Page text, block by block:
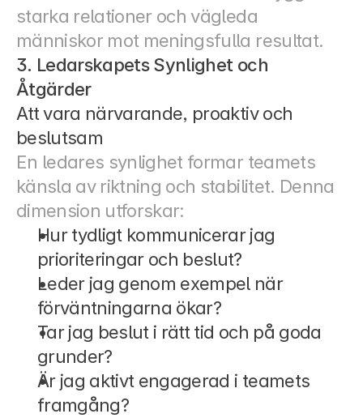
starka relationer och vägleda
människor mot meningsfulla resultat.
3. Ledarskapets Synlighet och
Åtgärder
Att vara närvarande, proaktiv och
beslutsam
En ledares synlighet formar teamets
känsla av riktning och stabilitet. Denna
dimension utforskar:
Hur tydligt kommunicerar jag
prioriteringar och beslut?
Leder jag genom exempel när
förväntningarna ökar?
Tar jag beslut i rätt tid och på goda
grunder?
Är jag aktivt engagerad i teamets
framgång?